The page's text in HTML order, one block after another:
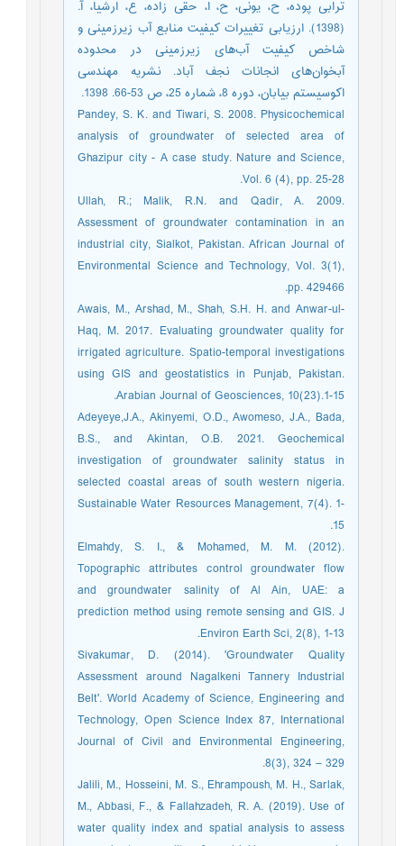
ترابی پوده، ح، یونی، ح، ا، حقی زاده، ع، ارشیا، آ.
(1398). ارزیابی تغییرات کیفیت منابع آب زیرزمینی و
شاخص کیفیت آب‌های زیرزمینی در محدوده
آبخوان‌های انجانات نجف آباد. نشریه مهندسی
اکوسیستم بیابان، دوره 8، شماره 25، ص 53-66. 1398.
Pandey, S. K. and Tiwari, S. 2008. Physicochemical
analysis of groundwater of selected area of
Ghazipur city - A case study. Nature and Science,
Vol. 6 (4), pp. 25-28.
Ullah, R.; Malik, R.N. and Qadir, A. 2009.
Assessment of groundwater contamination in an
industrial city, Sialkot, Pakistan. African Journal of
Environmental Science and Technology, Vol. 3(1),
pp. 429466.
Awais, M., Arshad, M., Shah, S.H. H. and Anwar-ul-
Haq, M. 2017. Evaluating groundwater quality for
irrigated agriculture. Spatio-temporal investigations
using GIS and geostatistics in Punjab, Pakistan.
Arabian Journal of Geosciences, 10(23).1-15.
Adeyeye,J.A., Akinyemi, O.D., Awomeso, J.A., Bada,
B.S., and Akintan, O.B. 2021. Geochemical
investigation of groundwater salinity status in
selected coastal areas of south western nigeria.
Sustainable Water Resources Management, 7(4). 1-
15.
Elmahdy, S. I., & Mohamed, M. M. (2012).
Topographic attributes control groundwater flow
and groundwater salinity of Al Ain, UAE: a
prediction method using remote sensing and GIS. J
Environ Earth Sci, 2(8), 1-13.‏
Sivakumar, D. (2014). 'Groundwater Quality
Assessment around Nagalkeni Tannery Industrial
Belt'. World Academy of Science, Engineering and
Technology, Open Science Index 87, International
Journal of Civil and Environmental Engineering,
8(3), 324 – 329.
Jalili, M., Hosseini, M. S., Ehrampoush, M. H., Sarlak,
M., Abbasi, F., & Fallahzadeh, R. A. (2019). Use of
water quality index and spatial analysis to assess